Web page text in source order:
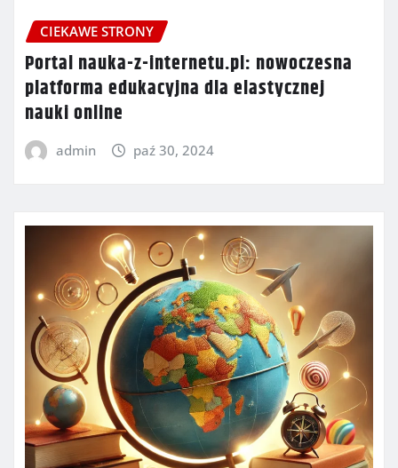
CIEKAWE STRONY
Portal nauka-z-internetu.pl: nowoczesna
platforma edukacyjna dla elastycznej
nauki online
admin paź 30, 2024